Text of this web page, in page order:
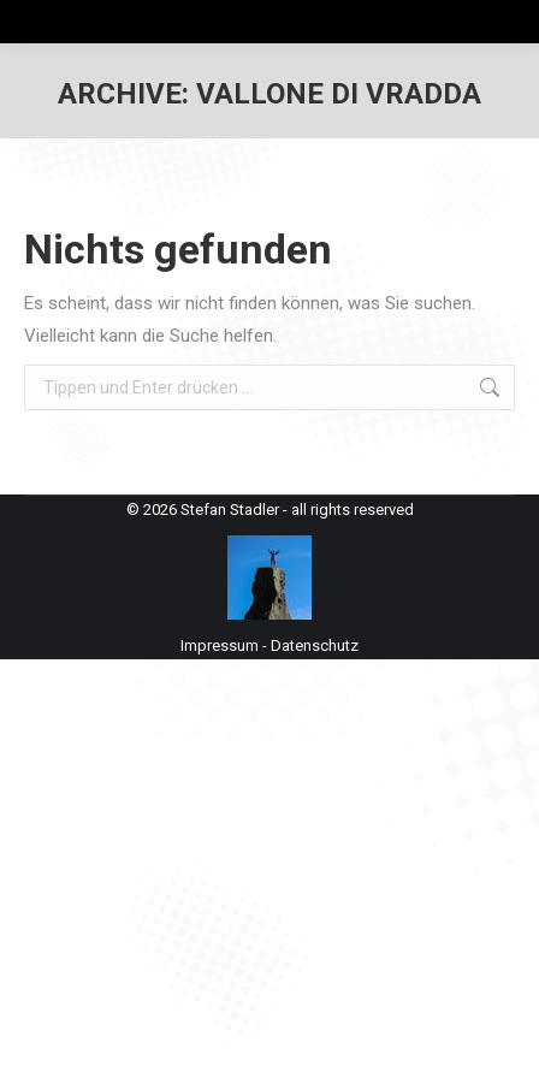
ARCHIVE: VALLONE DI VRADDA
Nichts gefunden
Es scheint, dass wir nicht finden können, was Sie suchen.
Vielleicht kann die Suche helfen.
Search:
© 2026 Stefan Stadler - all rights reserved
Impressum - Datenschutz